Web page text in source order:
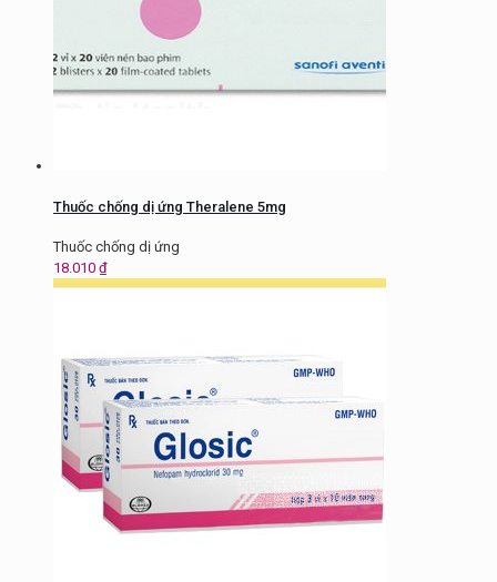
Thuốc chống dị ứng Theralene 5mg
Thuốc chống dị ứng
18.010 ₫